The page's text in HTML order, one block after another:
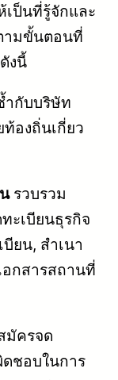
เป็นที่รู้จักและ
ามขั้นตอนที่
งนี้
ำกับบริษัท
องถิ่นเกี่ยว
รวบรวม
ะเบียนธุรกิจ
ยน, สำเนา
อกสารสถานที่
มัครจด
ชอบในการ